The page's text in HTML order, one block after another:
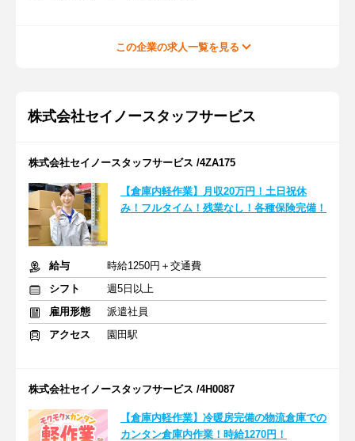
この企業の求人一覧を見る
株式会社セイノースタッフサービス
株式会社セイノースタッフサービス /4ZA175
【倉庫内軽作業】月収20万円！土日祝休
み！フルタイム！残業なし！各種保険完備！
給与
時給1250円＋交通費
シフト
週5日以上
雇用形態
派遣社員
アクセス
園田駅
株式会社セイノースタッフサービス /4H0087
【倉庫内軽作業】冷暖房完備の物流倉庫での
カンタン倉庫内作業！時給1270円！